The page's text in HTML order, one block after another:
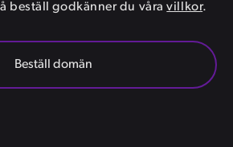
beställ godkänner du våravillkor.